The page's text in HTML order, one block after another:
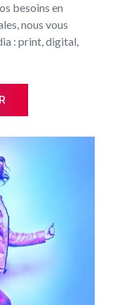
besoins en
nous vous
: print, digital,